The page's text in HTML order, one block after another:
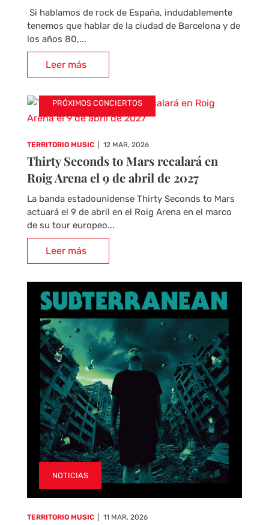
Si hablamos de rock de España, indudablemente
tenemos que hablar de la ciudad de Barcelona y de
los años 80,...
Leer más
PRÓXIMOS CONCIERTOS
TERRITORIO MUSIC 12 MAR, 2026
Thirty Seconds to Mars recalará en
Roig Arena el 9 de abril de 2027
La banda estadounidense Thirty Seconds to Mars
actuará el 9 de abril en el Roig Arena en el marco
de su tour europeo...
Leer más
NOTICIAS
TERRITORIO MUSIC 11 MAR, 2026